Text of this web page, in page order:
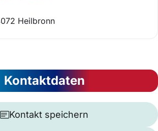
Heilbronn
Kontaktdaten
Kontakt speichern